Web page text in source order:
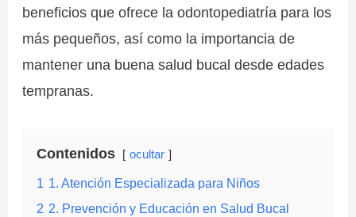
beneficios que ofrece la odontopediatría para los
más pequeños, así como la importancia de
mantener una buena salud bucal desde edades
tempranas.
Contenidos ocultar
1 1. Atención Especializada para Niños
2 2. Prevención y Educación en Salud Bucal